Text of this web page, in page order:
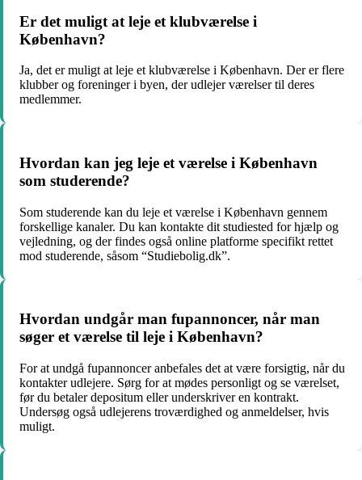
Er det muligt at leje et klubværelse i
København?
Ja, det er muligt at leje et klubværelse i København. Der er flere
klubber og foreninger i byen, der udlejer værelser til deres
medlemmer.
Hvordan kan jeg leje et værelse i København
som studerende?
Som studerende kan du leje et værelse i København gennem
forskellige kanaler. Du kan kontakte dit studiested for hjælp og
vejledning, og der findes også online platforme specifikt rettet
mod studerende, såsom “Studiebolig.dk”.
Hvordan undgår man fupannoncer, når man
søger et værelse til leje i København?
For at undgå fupannoncer anbefales det at være forsigtig, når du
kontakter udlejere. Sørg for at mødes personligt og se værelset,
før du betaler depositum eller underskriver en kontrakt.
Undersøg også udlejerens troværdighed og anmeldelser, hvis
muligt.